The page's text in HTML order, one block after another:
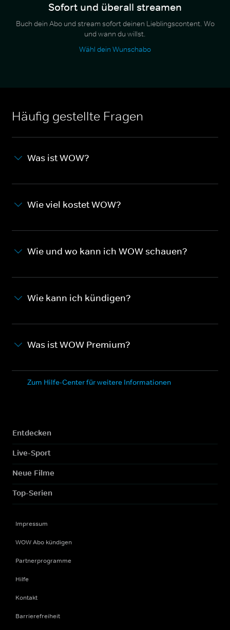
Sofort und überall streamen
Buch dein Abo und stream sofort deinen Lieblingscontent. Wo
und wann du willst.
Wähl dein Wunschabo
Häufig gestellte Fragen
Was ist WOW?
Wie viel kostet WOW?
Wie und wo kann ich WOW schauen?
Wie kann ich kündigen?
Was ist WOW Premium?
Zum Hilfe-Center für weitere Informationen
Entdecken
Live-Sport
Neue Filme
Top-Serien
Impressum
WOW Abo kündigen
Partnerprogramme
Hilfe
Kontakt
Barrierefreiheit